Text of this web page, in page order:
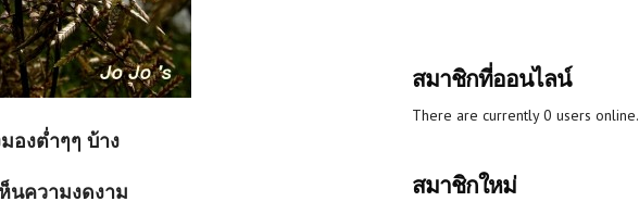
องต่ำๆๆ บ้าง
นความงดงาม
สมาชิกที่ออนไลน์
There are currently 0 users online.
สมาชิกใหม่